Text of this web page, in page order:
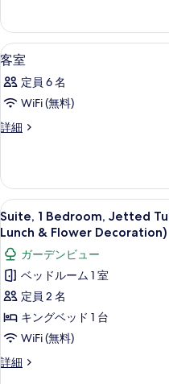
表
示
す
る
の
写
真
を
表
示
細
客
室
の
べ
の
写
真
を
表
示
す
る
19
客室
定員 6 名
WiFi (無料)
詳細
客
細
Suite,
1
Bedroom,
Jetted
Tub
(1-
time
Romantic
Dinner,
Lunch
7
Suite, 1 Bedroom, Jetted
Lunch & Flower Decoration)
ガーデンビュー
ベッドルーム 1 室
定員 2 名
キングベッド 1 台
WiFi (無料)
詳細
Suite,